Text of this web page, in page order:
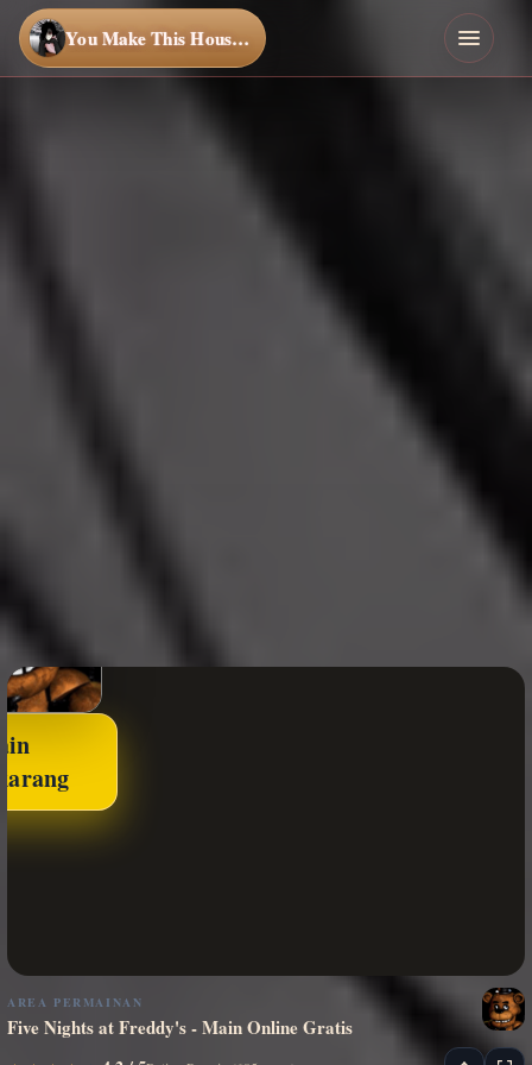
You Make This House a Home
AREA PERMAINAN
Five Nights at Freddy's - Main Online Gratis